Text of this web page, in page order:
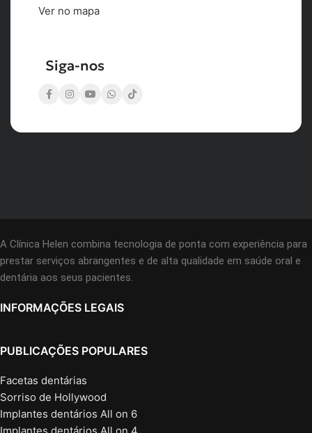
Ver no mapa
Siga-nos
A Clínica Helen combina tecnologia de ponta com experiência para
prestar serviços abrangentes e de alta qualidade em saúde oral e
dentária aos seus pacientes.
INFORMAÇÕES LEGAIS
PUBLICAÇÕES POPULARES
Facetas dentárias
Sorriso de Hollywood
Implantes dentários All on 6